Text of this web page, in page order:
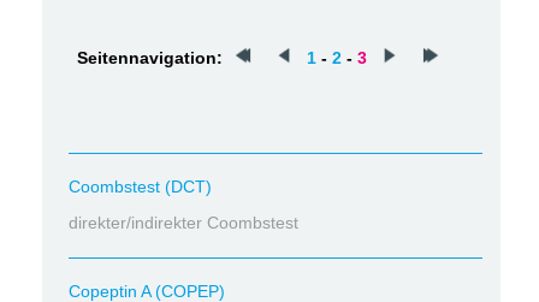
Seitennavigation: 1 - 2 - 3
Coombstest (DCT)
direkter/indirekter Coombstest
Copeptin A (COPEP)